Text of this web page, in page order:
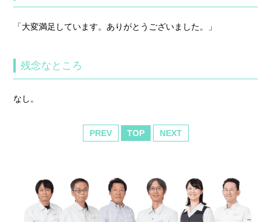
「大変満足しています。ありがとうございました。」
残念なところ
なし。
PREV TOP NEXT